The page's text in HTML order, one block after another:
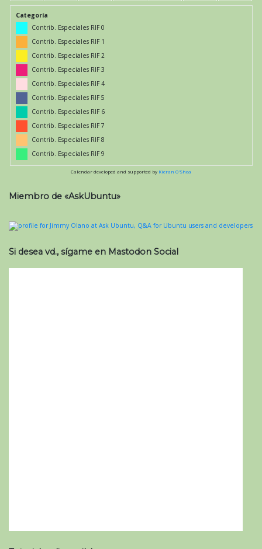
Categoría
Contrib. Especiales RIF 0
Contrib. Especiales RIF 1
Contrib. Especiales RIF 2
Contrib. Especiales RIF 3
Contrib. Especiales RIF 4
Contrib. Especiales RIF 5
Contrib. Especiales RIF 6
Contrib. Especiales RIF 7
Contrib. Especiales RIF 8
Contrib. Especiales RIF 9
Calendar developed and supported by Kieran O'Shea
Miembro de «AskUbuntu»
Si desea vd., sígame en Mastodon Social